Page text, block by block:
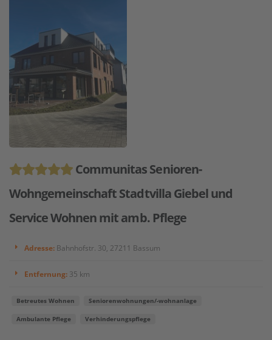
Communitas Senioren-
Wohngemeinschaft Stadtvilla Giebel und
Service Wohnen mit amb. Pflege
Adresse: Bahnhofstr. 30, 27211 Bassum
Entfernung: 35 km
Betreutes Wohnen Seniorenwohnungen/-wohnanlage
Ambulante Pflege Verhinderungspflege